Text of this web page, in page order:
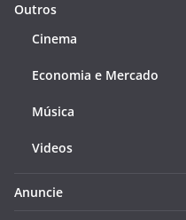
Outros
Cinema
Economia e Mercado
Música
Videos
Anuncie